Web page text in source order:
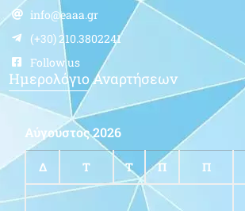
info@eaaa.gr
(+30) 210.3802241
Follow us
Ημερολόγιο Αναρτήσεων
Αύγουστος 2026
Δ Τ Τ Π Π